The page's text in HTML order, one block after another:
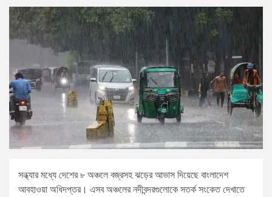
সন্ধ্যার মধ্যে দেশের ৮ অঞ্চলে বজ্রসহ ঝড়ের আভাস দিয়েছে বাংলাদেশ
আবহাওয়া অধিদপ্তর। এসব অঞ্চলের নদীবন্দরগুলোকে সতর্ক সংকেত দেখাতে